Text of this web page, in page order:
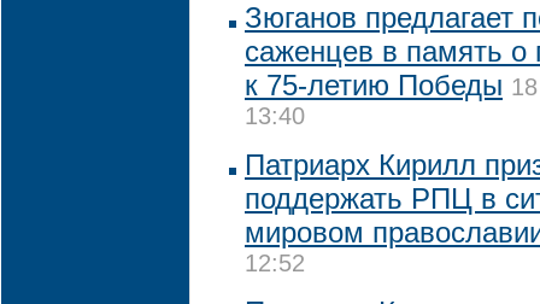
Зюганов предлагает
саженцев в память о
к 75-летию Победы
13:40
Патриарх Кирилл
поддержать РПЦ в
мировом
12:52